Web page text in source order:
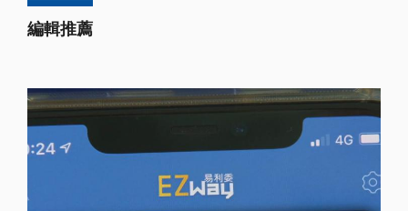
編輯推薦